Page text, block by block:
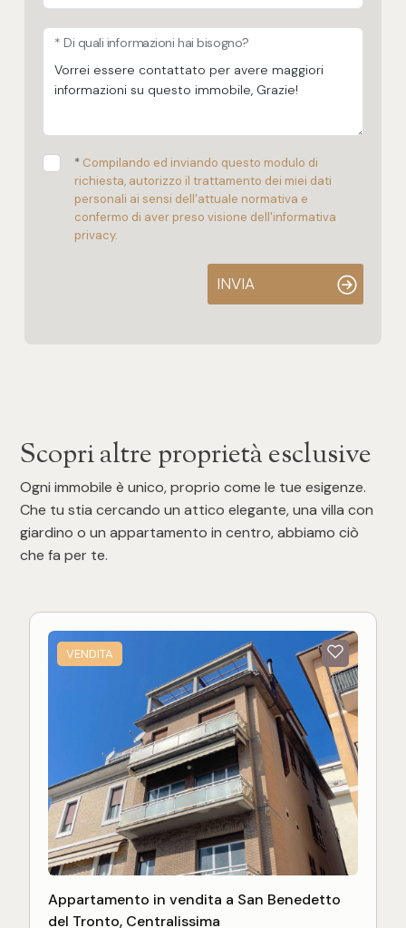
* Di quali informazioni hai bisogno?
* Compilando ed inviando questo modulo di
richiesta, autorizzo il trattamento dei miei dati
personali ai sensi dell'attuale normativa e
confermo di aver preso visione dell'informativa
privacy.
INVIA
Scopri altre proprietà esclusive
Ogni immobile è unico, proprio come le tue esigenze.
Che tu stia cercando un attico elegante, una villa con
giardino o un appartamento in centro, abbiamo ciò
che fa per te.
VENDITA
Appartamento in vendita a San Benedetto
del Tronto, Centralissima